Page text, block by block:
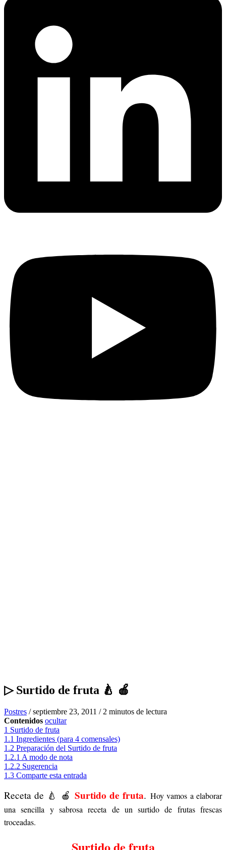
▷ Surtido de fruta 🍐 🍎
Postres /septiembre 23, 2011 / 2 minutos de lectura
Contenidos ocultar
1 Surtido de fruta
1.1 Ingredientes (para 4 comensales)
1.2 Preparación del Surtido de fruta
1.2.1 A modo de nota
1.2.2 Sugerencia
1.3 Comparte esta entrada
Receta de 🍐 🍎 Surtido de fruta. Hoy vamos a elaborar
una sencilla y sabrosa receta de un surtido de frutas frescas
troceadas.